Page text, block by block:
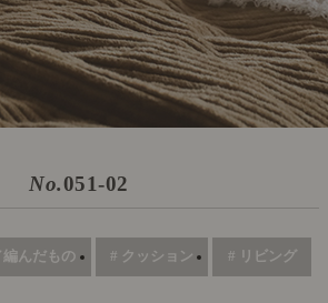
No.051-02
編んだもの # クッション # リビング